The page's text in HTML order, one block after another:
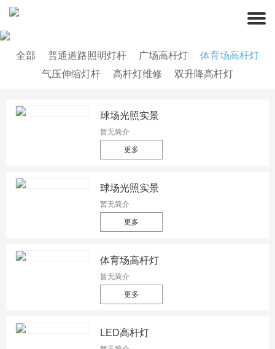
全部 普通道路照明灯杆 广场高杆灯
体育场高杆灯
气压伸缩灯杆
高杆灯维修 双升降高杆灯
球场光照实景
暂无简介
更多
球场光照实景
暂无简介
更多
体育场高杆灯
暂无简介
更多
LED高杆灯